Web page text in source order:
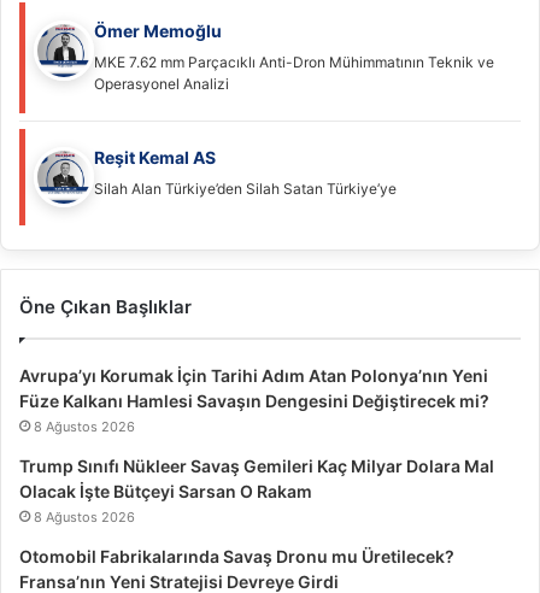
Ömer Memoğlu
MKE 7.62 mm Parçacıklı Anti-Dron Mühimmatının Teknik ve
Operasyonel Analizi
Reşit Kemal AS
Silah Alan Türkiye’den Silah Satan Türkiye’ye
Öne Çıkan Başlıklar
Avrupa’yı Korumak İçin Tarihi Adım Atan Polonya’nın Yeni
Füze Kalkanı Hamlesi Savaşın Dengesini Değiştirecek mi?
8 Ağustos 2026
Trump Sınıfı Nükleer Savaş Gemileri Kaç Milyar Dolara Mal
Olacak İşte Bütçeyi Sarsan O Rakam
8 Ağustos 2026
Otomobil Fabrikalarında Savaş Dronu mu Üretilecek?
Fransa’nın Yeni Stratejisi Devreye Girdi